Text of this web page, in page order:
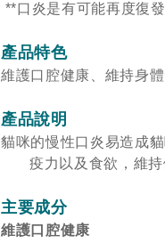
**口炎是有可能再度復
產品特色
維護口腔健康、維持身
產品說明
貓咪的慢性口炎易造成
疫力以及食欲，維持
主要成分
維護口腔健康